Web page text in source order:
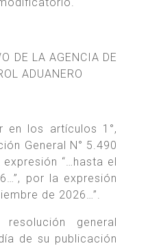
DE LA AGENCIA DE
ADUANERO
en los artículos 1°,
General N° 5.490
“…hasta el
por la expresión
de 2026…”.
general
de su publicación